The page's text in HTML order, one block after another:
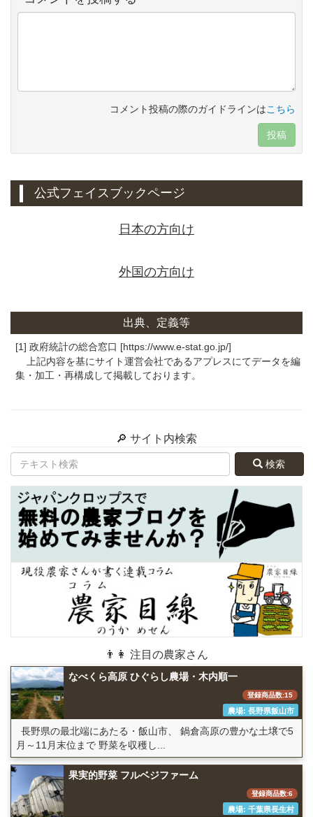
コメント投稿の際のガイドラインはこちら
投稿
公式フェイスブックページ
日本の方向け
外国の方向け
出典、定義等
[1] 政府統計の総合窓口 [https://www.e-stat.go.jp/]
上記内容を基にサイト運営会社であるアプレスにてデータを編
集・加工・再構成して掲載しております。
🔎 サイト内検索
検索
👨👩 注目の農家さん
なべくら高原 ひぐらし農場・木内順一
登録商品数:15
農場: 長野県飯山市
長野県の最北端にあたる・飯山市、 鍋倉高原の豊かな土壌で5
月～11月末位まで 野菜を収穫し...
果実的野菜 フルベジファーム
登録商品数:6
農場: 千葉県長生村